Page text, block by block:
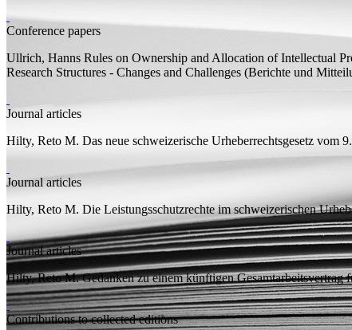
Conference papers
Ullrich, Hanns Rules on Ownership and Allocation of Intellectual
Research Structures - Changes and Challenges (Berichte und
Journal articles
Hilty, Reto M. Das neue schweizerische Urheberrechtsgesetz vom
Journal articles
Hilty, Reto M. Die Leistungsschutzrechte im schweizerischen
Journal articles
Hilty, Reto M. Gedanken zu einem künftigen Gesamtarbeitsvertrag
Contributions to collected editions